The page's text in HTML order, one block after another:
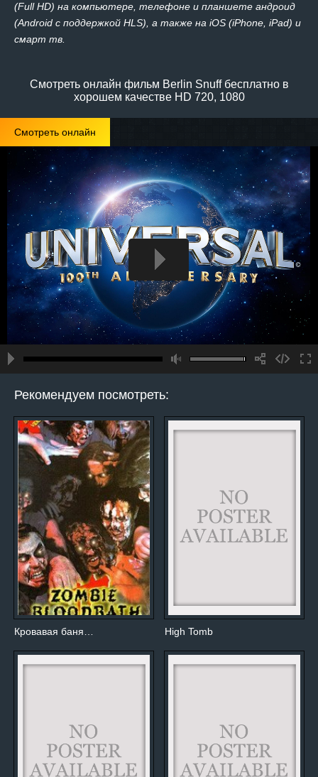
(Full HD) на компьютере, телефоне и планшете андроид
(Android с поддержкой HLS), а также на iOS (iPhone, iPad) и
смарт тв.
Смотреть онлайн фильм Berlin Snuff бесплатно в
хорошем качестве HD 720, 1080
Смотреть онлайн
Рекомендуем посмотреть:
Кровавая баня… High Tomb